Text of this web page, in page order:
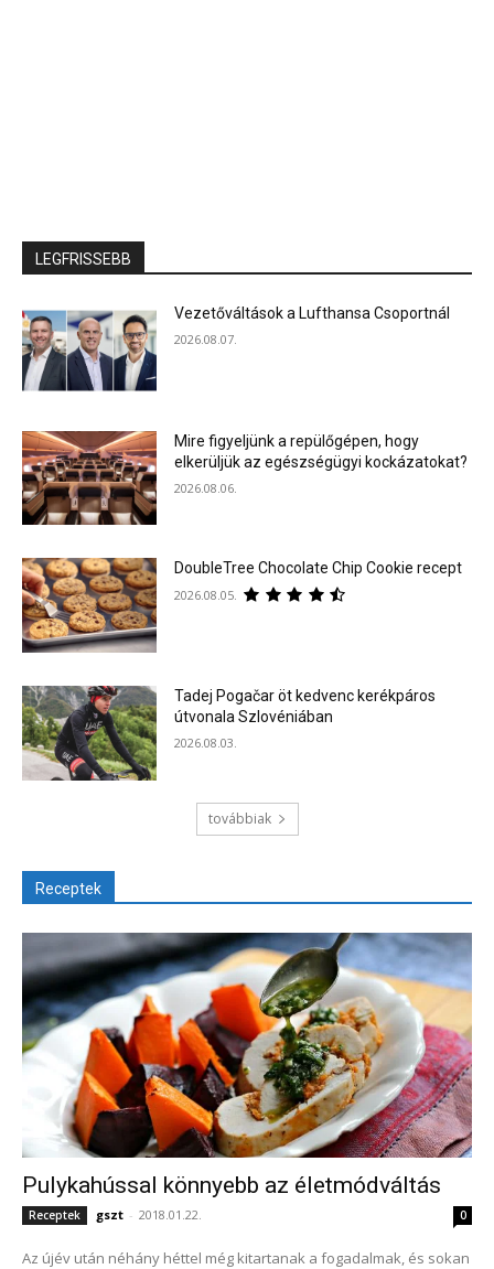
LEGFRISSEBB
Vezetőváltások a Lufthansa Csoportnál
2026.08.07.
Mire figyeljünk a repülőgépen, hogy
elkerüljük az egészségügyi kockázatokat?
2026.08.06.
DoubleTree Chocolate Chip Cookie recept
2026.08.05.
Tadej Pogačar öt kedvenc kerékpáros
útvonala Szlovéniában
2026.08.03.
továbbiak
Receptek
Pulykahússal könnyebb az életmódváltás
Receptek gszt - 2018.01.22. 0
Az újév után néhány héttel még kitartanak a fogadalmak, és sokan